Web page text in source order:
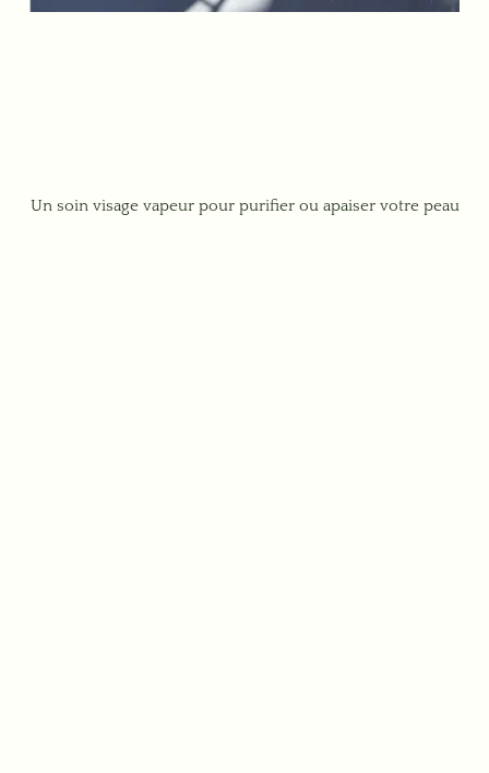
Un soin visage vapeur pour purifier ou apaiser votre peau